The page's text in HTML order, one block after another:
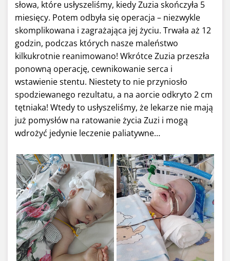
słowa, które usłyszeliśmy, kiedy Zuzia skończyła 5
miesięcy. Potem odbyła się operacja – niezwykle
skomplikowana i zagrażająca jej życiu. Trwała aż 12
godzin, podczas których nasze maleństwo
kilkukrotnie reanimowano! Wkrótce Zuzia przeszła
ponowną operację, cewnikowanie serca i
wstawienie stentu. Niestety to nie przyniosło
spodziewanego rezultatu, a na aorcie odkryto 2 cm
tętniaka! Wtedy to usłyszeliśmy, że lekarze nie mają
już pomysłów na ratowanie życia Zuzi i mogą
wdrożyć jedynie leczenie paliatywne…